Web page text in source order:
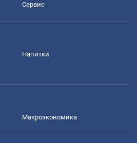
Сервис
Напитки
Mакроэкономика